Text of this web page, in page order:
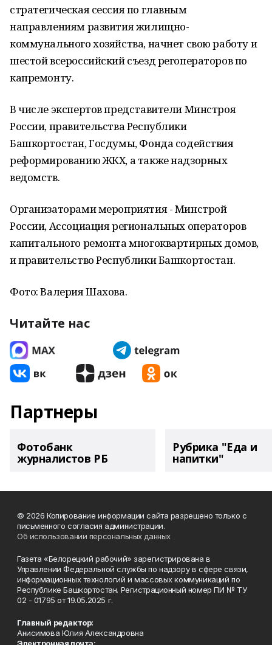
стратегическая сессия по главным
направлениям развития жилищно-
коммунального хозяйства, начнет свою работу и
шестой всероссийский съезд регоператоров по
капремонту.
В числе экспертов представители Минстроя
России, правительства Республики
Башкортостан, Госдумы, Фонда содействия
реформированию ЖКХ, а также надзорных
ведомств.
Организаторами мероприятия - Минстрой
России, Ассоциация региональных операторов
капитального ремонта многоквартирных домов,
и правительство Республики Башкортостан.
Фото: Валерия Шахова.
Читайте нас
Партнеры
Фотобанк
журналистов РБ
Рубрика "Еда и
напитки"
© 2026 Копирование информации сайта разрешено только с
письменного согласия администрации.
Об использовании персональных данных
Газета «Белорецкий рабочий» зарегистрирована в
Управлении Федеральной службы по надзору в сфере связи,
информационных технологий и массовых коммуникаций по
Республике Башкортостан. Регистрационный номер ПИ № ТУ
02 - 01795 от 19.05.2025 г.
Главный редактор:
Анисимова Юлия Александровна